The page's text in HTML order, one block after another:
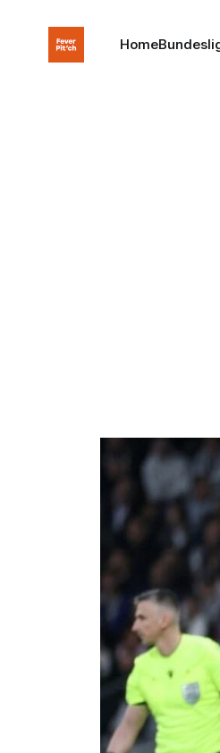
Home